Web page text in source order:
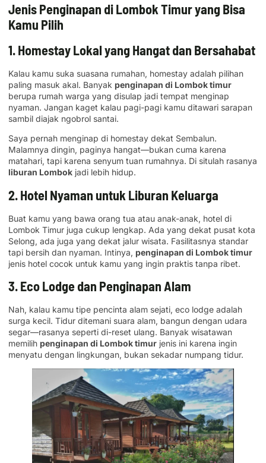
Jenis Penginapan di Lombok Timur yang Bisa
Kamu Pilih
1. Homestay Lokal yang Hangat dan Bersahabat
Kalau kamu suka suasana rumahan, homestay adalah pilihan
paling masuk akal. Banyak penginapan di Lombok timur
berupa rumah warga yang disulap jadi tempat menginap
nyaman. Jangan kaget kalau pagi-pagi kamu ditawari sarapan
sambil diajak ngobrol santai.
Saya pernah menginap di homestay dekat Sembalun.
Malamnya dingin, paginya hangat—bukan cuma karena
matahari, tapi karena senyum tuan rumahnya. Di situlah rasanya
liburan Lombok jadi lebih hidup.
2. Hotel Nyaman untuk Liburan Keluarga
Buat kamu yang bawa orang tua atau anak-anak, hotel di
Lombok Timur juga cukup lengkap. Ada yang dekat pusat kota
Selong, ada juga yang dekat jalur wisata. Fasilitasnya standar
tapi bersih dan nyaman. Intinya, penginapan di Lombok timur
jenis hotel cocok untuk kamu yang ingin praktis tanpa ribet.
3. Eco Lodge dan Penginapan Alam
Nah, kalau kamu tipe pencinta alam sejati, eco lodge adalah
surga kecil. Tidur ditemani suara alam, bangun dengan udara
segar—rasanya seperti di-reset ulang. Banyak wisatawan
memilih penginapan di Lombok timur jenis ini karena ingin
menyatu dengan lingkungan, bukan sekadar numpang tidur.